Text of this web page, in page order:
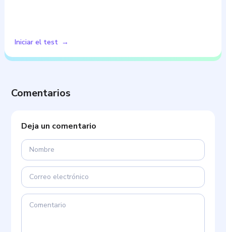
Iniciar el test
Comentarios
Deja un comentario